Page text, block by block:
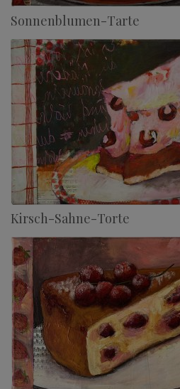
Sonnenblumen-Tarte
Kirsch-Sahne-Torte